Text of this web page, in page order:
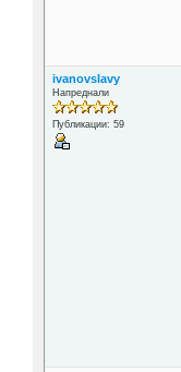
ivanovslavy
Напреднали
Публикации: 59